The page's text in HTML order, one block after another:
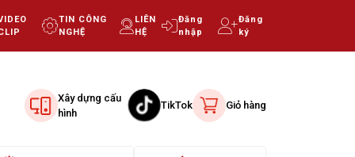
TIN CÔNG
NGHỆ
LIÊN
HỆ
Đăng
nhập
Đăng
ký
Xây dựng cấu
hình
TikTok Giỏ hàng